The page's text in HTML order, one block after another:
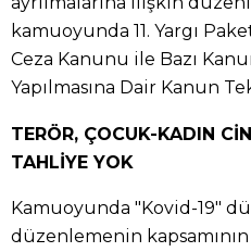
kamuoyunda 11. Yargı
Ceza Kanunu ile Bazı
Yapılmasına Dair Kanun
TERÖR, ÇOCUK-KADIN
TAHLİYE YOK
Kamuoyunda "Kovid-19"
düzenlemenin